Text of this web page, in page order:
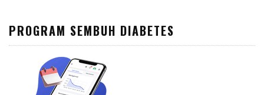
PROGRAM SEMBUH DIABETES